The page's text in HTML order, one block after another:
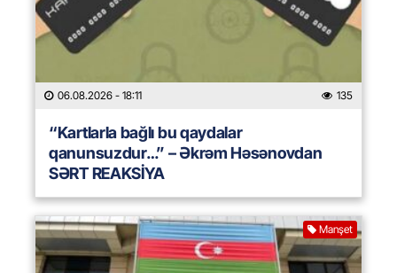
06.08.2026 - 18:11 135
“Kartlarla bağlı bu qaydalar
qanunsuzdur…” – Əkrəm Həsənovdan
SƏRT REAKSİYA
Manşet